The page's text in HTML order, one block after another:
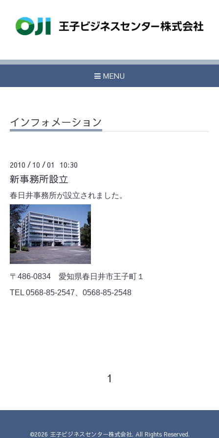
MENU
インフォメーション
2010 / 10 /01 10:30
新事務所設立
春日井事務所が設立されました。
〒486-0834 愛知県春日井市王子町１
TEL 0568-85-2547、0568-85-2548
1
©2026 王子ビジネスセンター株式会社. All Rights Reserved.